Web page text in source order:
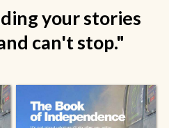
your stories
can't stop."